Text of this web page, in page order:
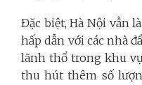
Đặc biệt, Hà Nội vẫn
hấp dẫn với các nhà
lãnh thổ trong khu
thu hút thêm số